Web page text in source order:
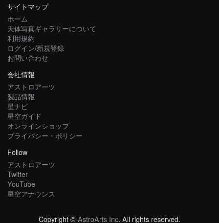
サイトマップ
ホーム
天体写真ギャラリーについて
利用規約
ログイン/新規登録
お問い合わせ
会社情報
アストロアーツ
製品情報
星ナビ
星空ガイド
オンラインショップ
プライバシー・ポリシー
Follow
アストロアーツ
Twitter
YouTube
星空アナウンス
Copyright ©AstroArts Inc. All rights reserved.